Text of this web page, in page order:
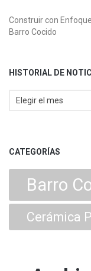
Construir con
Barro Cocido
HISTORIAL DE
CATEGORÍAS
Barro
Cerámica